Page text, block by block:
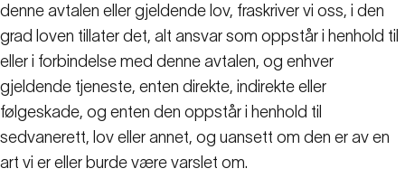
denne avtalen eller gjeldende lov, fraskriver vi oss, i den
grad loven tillater det, alt ansvar som oppstår i henhold til
eller i forbindelse med denne avtalen, og enhver
gjeldende tjeneste, enten direkte, indirekte eller
følgeskade, og enten den oppstår i henhold til
sedvanerett, lov eller annet, og uansett om den er av en
art vi er eller burde være varslet om.